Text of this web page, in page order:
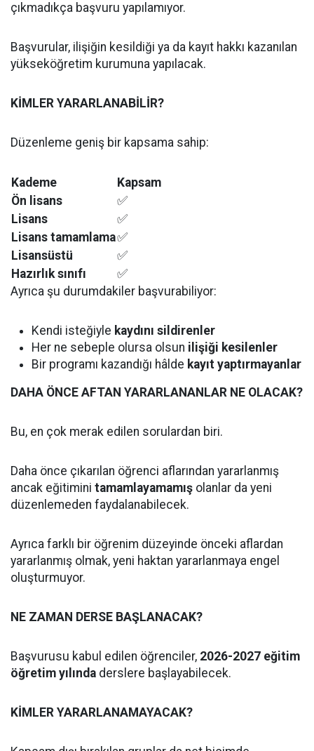
çıkmadıkça başvuru yapılamıyor.
Başvurular, ilişiğin kesildiği ya da kayıt hakkı kazanılan
yükseköğretim kurumuna yapılacak.
KİMLER YARARLANABİLİR?
Düzenleme geniş bir kapsama sahip:
Kademe
Kapsam
Ön lisans
✅
Lisans
✅
Lisans tamamlama✅
Lisansüstü
✅
Hazırlık sınıfı
✅
Ayrıca şu durumdakiler başvurabiliyor:
Kendi isteğiyle kaydını sildirenler
Her ne sebeple olursa olsun ilişiği kesilenler
Bir programı kazandığı hâlde kayıt yaptırmayanlar
DAHA ÖNCE AFTAN YARARLANANLAR NE OLACAK?
Bu, en çok merak edilen sorulardan biri.
Daha önce çıkarılan öğrenci aflarından yararlanmış
ancak eğitimini tamamlayamamış olanlar da yeni
düzenlemeden faydalanabilecek.
Ayrıca farklı bir öğrenim düzeyinde önceki aflardan
yararlanmış olmak, yeni haktan yararlanmaya engel
oluşturmuyor.
NE ZAMAN DERSE BAŞLANACAK?
Başvurusu kabul edilen öğrenciler, 2026-2027 eğitim
öğretim yılında derslere başlayabilecek.
KİMLER YARARLANAMAYACAK?